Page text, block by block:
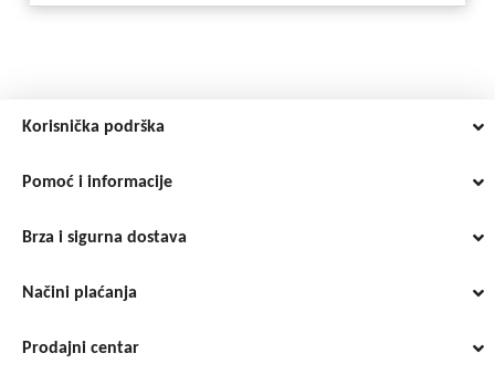
Korisnička podrška
Pomoć i informacije
Brza i sigurna dostava
Načini plaćanja
Prodajni centar